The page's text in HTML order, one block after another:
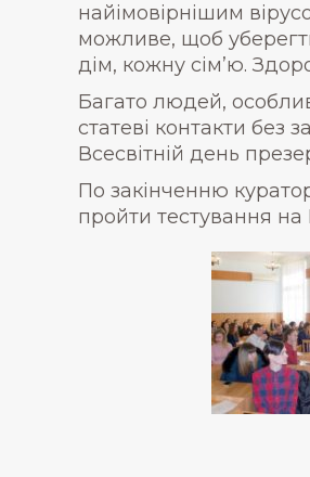
найімовірнішим
можливе, щоб
дім, кожну сім’ю.
Багато людей,
статеві контакти без
Всесвітній день
По закінченню
пройти тестування на